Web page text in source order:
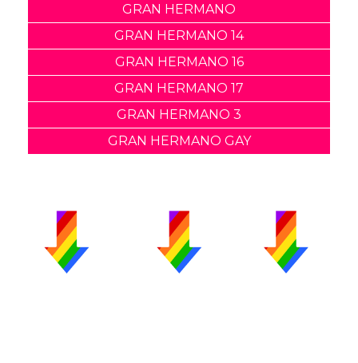
GRAN HERMANO
GRAN HERMANO 14
GRAN HERMANO 16
GRAN HERMANO 17
GRAN HERMANO 3
GRAN HERMANO GAY